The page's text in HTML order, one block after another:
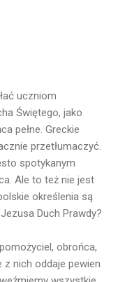
uczniom
Świętego, jako
pełne. Greckie
przetłumaczyć.
spotykanym
Ale to też nie jest
określenia są
Duch Prawdy?
obrońca,
z nich oddaje pewien